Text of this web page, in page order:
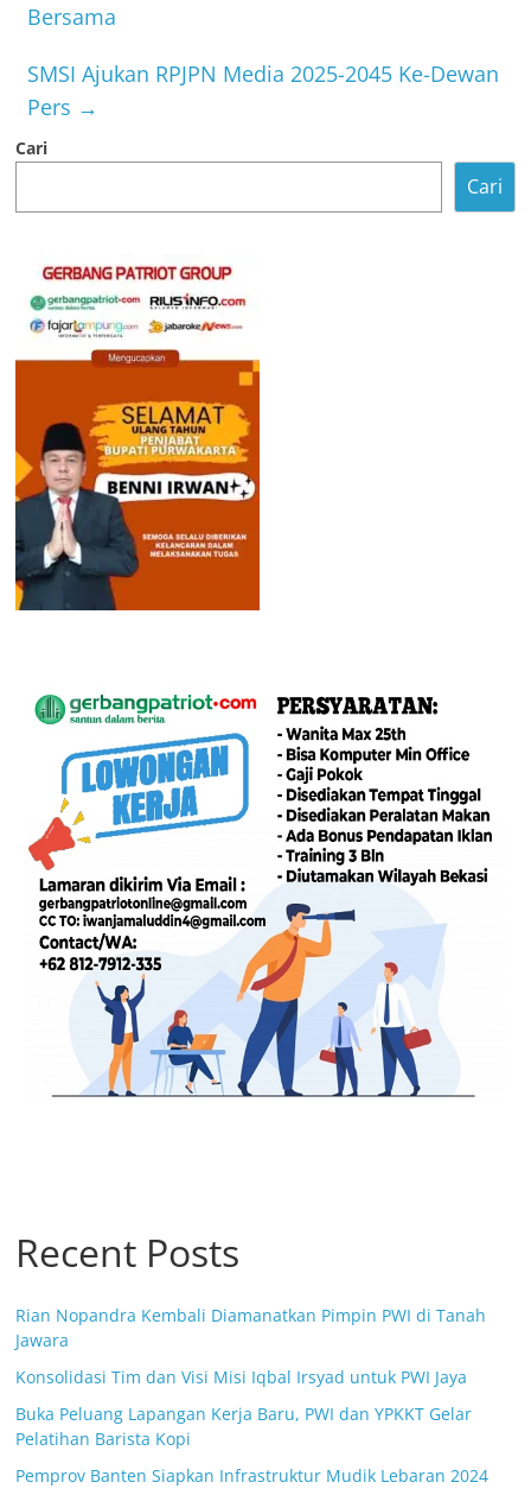
Bersama
SMSI Ajukan RPJPN Media 2025-2045 Ke-Dewan
Pers →
Cari
Cari
Recent Posts
Rian Nopandra Kembali Diamanatkan Pimpin PWI di Tanah
Jawara
Konsolidasi Tim dan Visi Misi Iqbal Irsyad untuk PWI Jaya
Buka Peluang Lapangan Kerja Baru, PWI dan YPKKT Gelar
Pelatihan Barista Kopi
Pemprov Banten Siapkan Infrastruktur Mudik Lebaran 2024